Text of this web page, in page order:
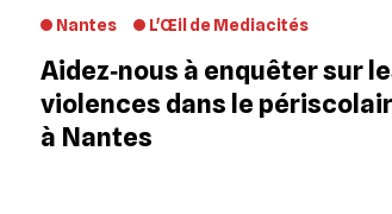
Nantes L'Œil de Mediacités
Aidez‐nous à enquêter sur
violences dans le
à Nantes